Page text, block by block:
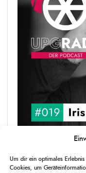
Um dir ein optimales
Cookies, um
Iris Völlnagel hat schon
und gearbeitet, spricht